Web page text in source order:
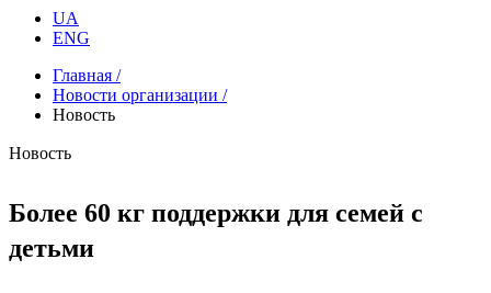
UA
ENG
Главная /
Новости организации /
Новость
Новость
Более 60 кг поддержки для семей с
детьми